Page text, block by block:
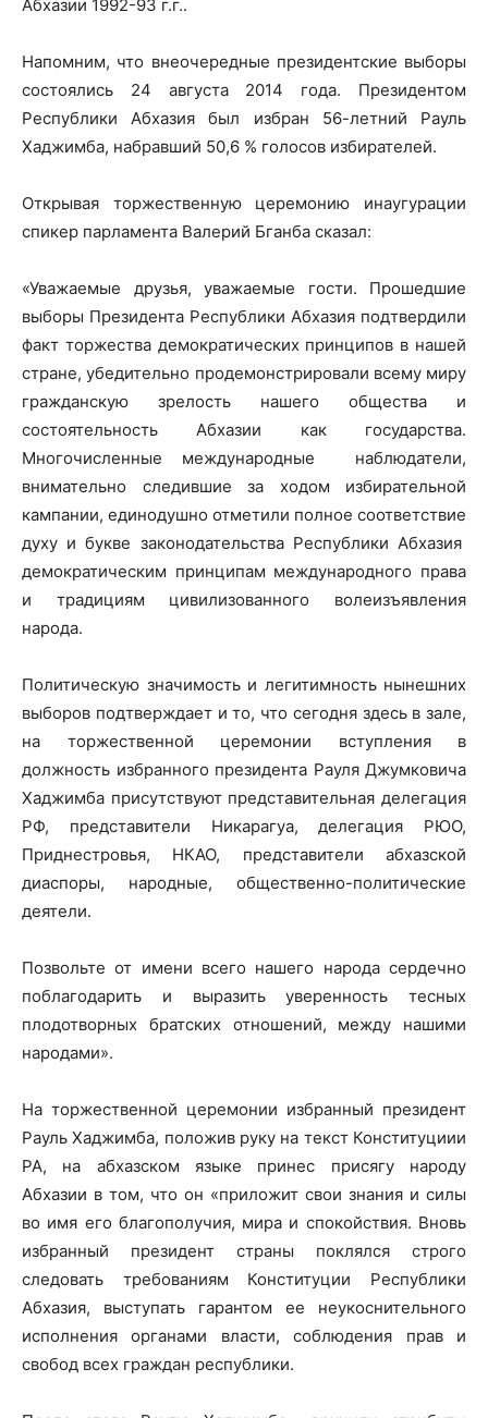
Абхазии 1992-93 г.г..
Напомним, что внеочередные президентские выборы
состоялись 24 августа 2014 года. Президентом
Республики Абхазия был избран 56-летний Рауль
Хаджимба, набравший 50,6 % голосов избирателей.
Открывая торжественную церемонию инаугурации
спикер парламента Валерий Бганба сказал:
«Уважаемые друзья, уважаемые гости. Прошедшие
выборы Президента Республики Абхазия подтвердили
факт торжества демократических принципов в нашей
стране, убедительно продемонстрировали всему миру
гражданскую зрелость нашего общества и
состоятельность Абхазии как государства.
Многочисленные международные наблюдатели,
внимательно следившие за ходом избирательной
кампании, единодушно отметили полное соответствие
духу и букве законодательства Республики Абхазия
демократическим принципам международного права
и традициям цивилизованного волеизъявления
народа.
Политическую значимость и легитимность нынешних
выборов подтверждает и то, что сегодня здесь в зале,
на торжественной церемонии вступления в
должность избранного президента Рауля Джумковича
Хаджимба присутствуют представительная делегация
РФ, представители Никарагуа, делегация РЮО,
Приднестровья, НКАО, представители абхазской
диаспоры, народные, общественно-политические
деятели.
Позвольте от имени всего нашего народа сердечно
поблагодарить и выразить уверенность тесных
плодотворных братских отношений, между нашими
народами».
На торжественной церемонии избранный президент
Рауль Хаджимба, положив руку на текст Конституциии
РА, на абхазском языке принес присягу народу
Абхазии в том, что он «приложит свои знания и силы
во имя его благополучия, мира и спокойствия. Вновь
избранный президент страны поклялся строго
следовать требованиям Конституции Республики
Абхазия, выступать гарантом ее неукоснительного
исполнения органами власти, соблюдения прав и
свобод всех граждан республики.